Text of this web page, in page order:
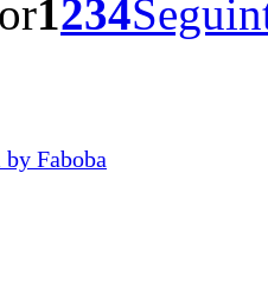
1234
Faboba